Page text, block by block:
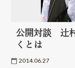
公開対談 辻
くとは
2014.06.27